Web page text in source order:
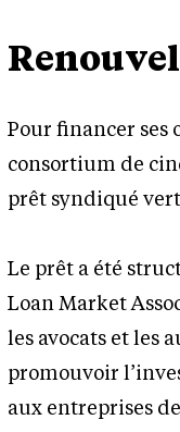
Pour financer ses
consortium de
prêt syndiqué
Le prêt a été
Loan Market
les avocats et les
promouvoir
aux entreprises